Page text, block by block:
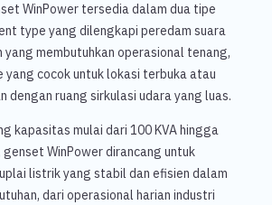
WinPower tersedia dalam dua tipe
type yang dilengkapi peredam suara
yang membutuhkan operasional tenang,
yang cocok untuk lokasi terbuka atau
dengan ruang sirkulasi udara yang luas.
kapasitas mulai dari 100 KVA hingga
genset WinPower dirancang untuk
listrik yang stabil dan efisien dalam
dari operasional harian industri